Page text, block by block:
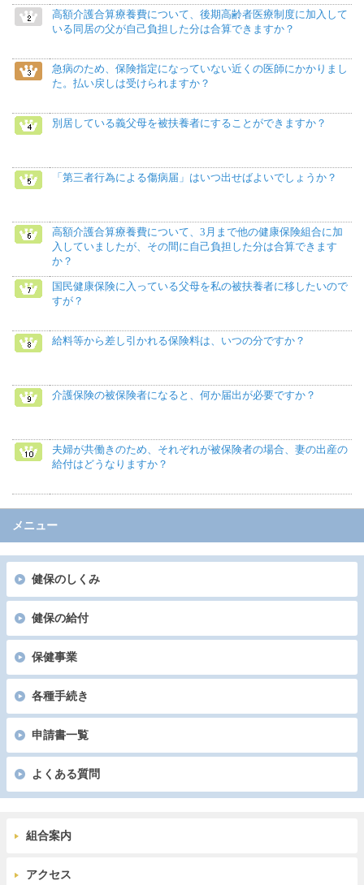
高額介護合算療養費について、後期高齢者医療制度に加入して
いる同居の父が自己負担した分は合算できますか？
急病のため、保険指定になっていない近くの医師にかかりまし
た。払い戻しは受けられますか？
別居している義父母を被扶養者にすることができますか？
「第三者行為による傷病届」はいつ出せばよいでしょうか？
高額介護合算療養費について、3月まで他の健康保険組合に加
入していましたが、その間に自己負担した分は合算できます
か？
国民健康保険に入っている父母を私の被扶養者に移したいので
すが？
給料等から差し引かれる保険料は、いつの分ですか？
介護保険の被保険者になると、何か届出が必要ですか？
夫婦が共働きのため、それぞれが被保険者の場合、妻の出産の
給付はどうなりますか？
メニュー
健保のしくみ
健保の給付
保健事業
各種手続き
申請書一覧
よくある質問
組合案内
アクセス